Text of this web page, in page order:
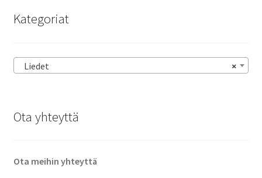
Kategoriat
×
Liedet
Ota yhteyttä
Ota meihin yhteyttä